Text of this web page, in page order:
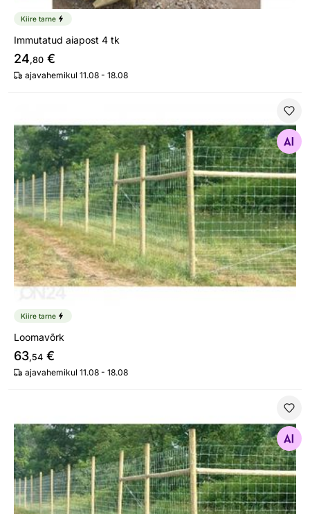
Kiire tarne
Immutatud aiapost 4 tk
24,80 €
ajavahemikul 11.08 - 18.08
Loomavõrk
Otsi sarnaseid
Kiire tarne
Loomavõrk
63,54 €
ajavahemikul 11.08 - 18.08
Loomavõrk
Otsi sarnaseid